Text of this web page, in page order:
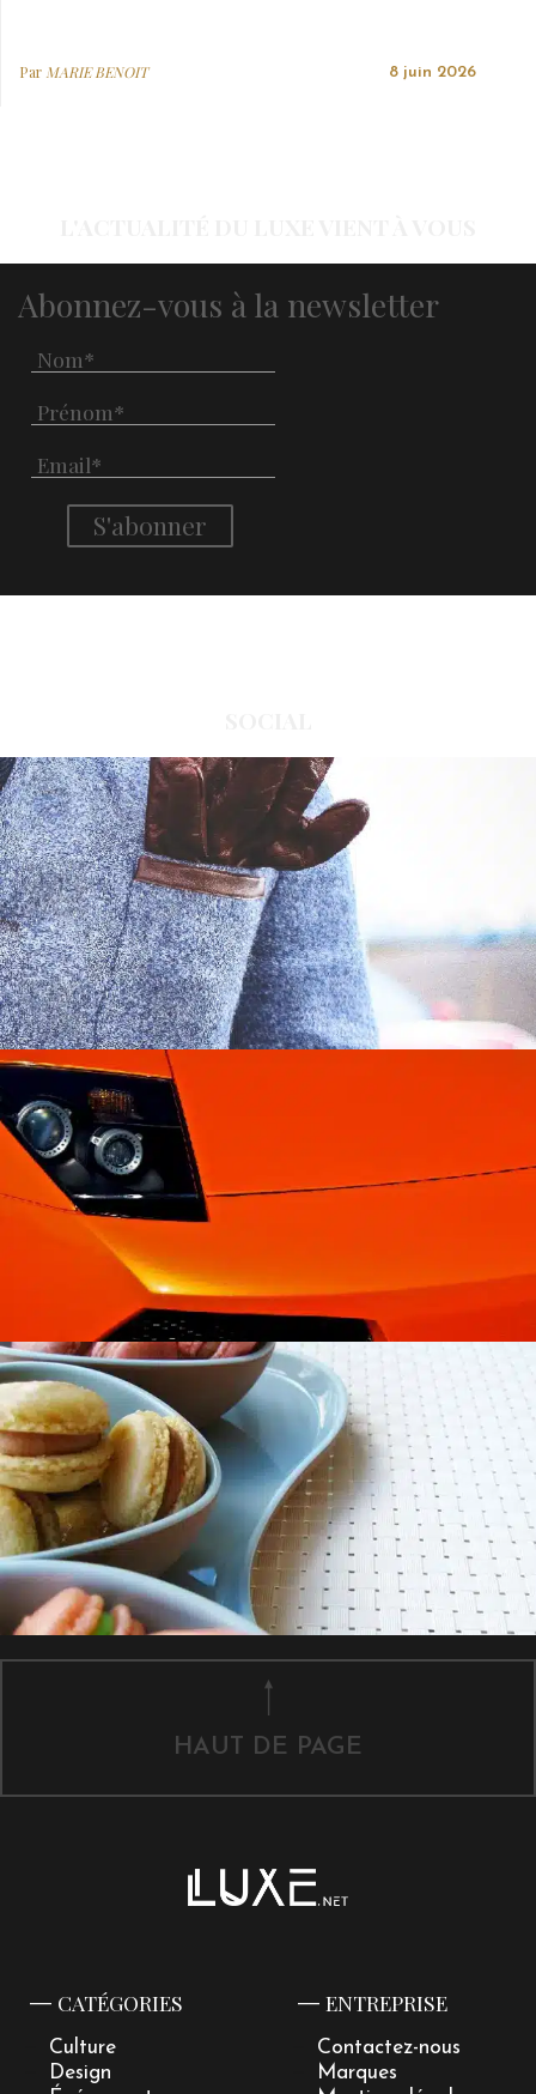
Par MARIE BENOIT 8 juin 2026
Abonnez-vous à la newsletter
HAUT DE PAGE
CATÉGORIES
Culture
Design
ENTREPRISE
Contactez-nous
Marques